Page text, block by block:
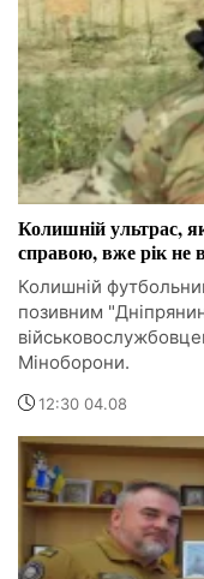
Колишній ультрас,
справою, вже рік не
Колишній
позивним
Міноборони.
12:30 04.08